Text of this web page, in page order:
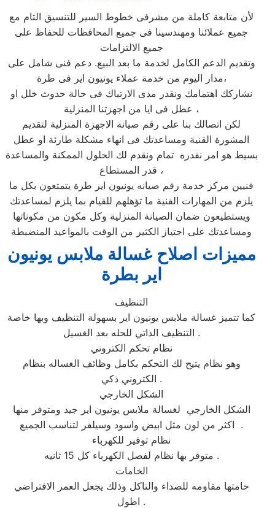
لأن متابعة كاملة من مشرفى خطوط السير للتنسيق التام مع
جميع عملائنا ومهندسينا فى جميع المحافظات للحفاظ على
جميع الالتزامات
وتقديم الدعم الكامل لخدمة ما بعد البيع. دعم فنى شامل على
مدار اليوم من خدمة عملاء يونيون اير فى طرة،
نشاركك اهتمامك ونقدر مدى الارتباك فى حالة حدوث خلل او
عطل فى ايا من اجهزتنا المنزلية ،
لكن اتصالك بنا على رقم صيانة الاجهزة المنزلية لتقديم
المشورة القنية ومساعدتك فى انهاء مشكلة طارئة او عطل
بسيط هو امر نقدره تمام ونقدم لك الحلول الممكنة والمساعدة
قدر المستطاع ،
فنيين مركز خدمة رقم صيانه يونيون اير طرة يتمتعون بكل ما
يلزم من المهارات الفنية ما تؤهلهم للقيام بما يلزم لمساعدتك
ويستطيعون ضمان الصيانة المنزلية وكل مكون من مكوناتها
ومساعدتك على اجتياز الكثير من الوقت بالمواعيد المنضبطة
مميزات اصلاح غسالة ملابس يونيون
اير بطرة
التنظيف
كما تتميز غسالة ملابس يونيون اير بسهولة التنظيف وبها خاصة
التنظيف الذاتي للحله بعد الغسيل .
نظام تحكم الكتروني
وهو نظام يتيح لك التحكم بكامل وظائف الغساله بنظام
الكتروني ذكي .
الشكل الخارجي
الشكل الخارجي لغسالة ملابس يونيون اير جيد ومتوفر منها
اكثر من لون مثل ابيض واسود وسيلفر لتناسب الجميع .
نظام توفير للكهرباء
متوفر بها نظام لفصل الكهرباء كل 15 ثانيه .
الخامات
خامتها مقاومه للصداء والتاكل وذلك يجعل العمر الافتراضي
اطول .